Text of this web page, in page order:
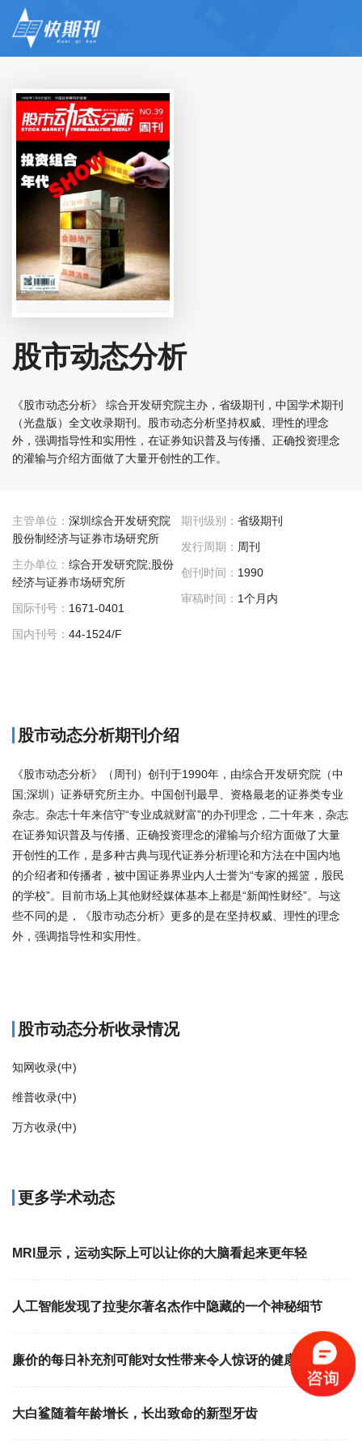
股市动态分析
《股市动态分析》 综合开发研究院主办，省级期刊，中国学术期刊
（光盘版）全文收录期刊。股市动态分析坚持权威、理性的理念
外，强调指导性和实用性，在证券知识普及与传播、正确投资理念
的灌输与介绍方面做了大量开创性的工作。
主管单位： 深圳综合开发研究院
股份制经济与证券市场研究所
主办单位： 综合开发研究院;股份
经济与证券市场研究所
国际刊号： 1671-0401
国内刊号： 44-1524/F
期刊级别： 省级期刊
发行周期： 周刊
创刊时间： 1990
审稿时间： 1个月内
股市动态分析期刊介绍
《股市动态分析》（周刊）创刊于1990年，由综合开发研究院（中
国;深圳）证券研究所主办。中国创刊最早、资格最老的证券类专业
杂志。杂志十年来信守“专业成就财富”的办刊理念，二十年来，杂志
在证券知识普及与传播、正确投资理念的灌输与介绍方面做了大量
开创性的工作，是多种古典与现代证券分析理论和方法在中国内地
的介绍者和传播者，被中国证券界业内人士誉为“专家的摇篮，股民
的学校”。目前市场上其他财经媒体基本上都是“新闻性财经”。与这
些不同的是，《股市动态分析》更多的是在坚持权威、理性的理念
外，强调指导性和实用性。
股市动态分析收录情况
知网收录(中)
维普收录(中)
万方收录(中)
更多学术动态
MRI显示，运动实际上可以让你的大脑看起来更年轻
人工智能发现了拉斐尔著名杰作中隐藏的一个神秘细节
廉价的每日补充剂可能对女性带来令人惊讶的健康益处
大白鲨随着年龄增长，长出致命的新型牙齿